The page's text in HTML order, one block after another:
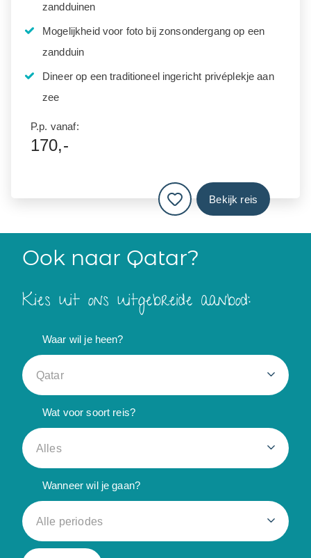
zandduinen
Mogelijkheid voor foto bij zonsondergang op een
zandduin
Dineer op een traditioneel ingericht privéplekje aan
zee
P.p. vanaf:
170,-
Bekijk reis
Ook naar Qatar?
Kies uit ons uitgebreide aanbod:
Waar wil je heen?
Qatar
Wat voor soort reis?
Alles
Wanneer wil je gaan?
Alle periodes